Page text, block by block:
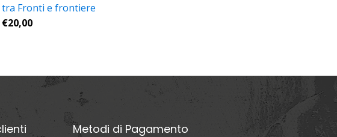
tra Fronti e frontiere
€20,00
Metodi di Pagamento